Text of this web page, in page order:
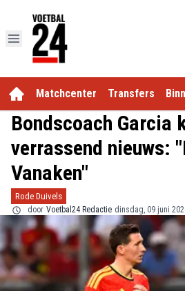
Matchcenter Transfers
Bondscoach Garcia
verrassend nieuws:
Vanaken"
Rode Duivels
door Voetbal24 Redactie dinsdag, 09 juni